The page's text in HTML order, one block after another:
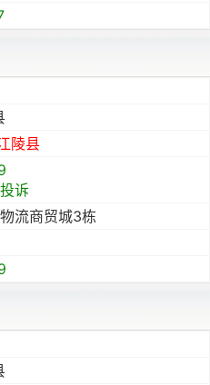
陵县
诉
流商贸城3栋